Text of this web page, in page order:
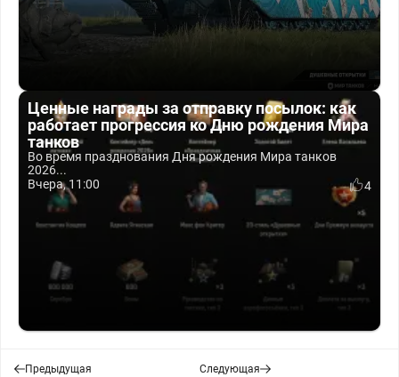
Ценные награды за отправку посылок: как
работает прогрессия ко Дню рождения Мира
танков
Во время празднования Дня рождения Мира танков
2026...
Вчера, 11:00
4
Предыдущая
Следующая